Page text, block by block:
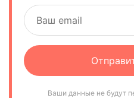
Ваши данные не будут